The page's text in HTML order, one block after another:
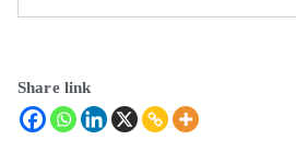
Share link